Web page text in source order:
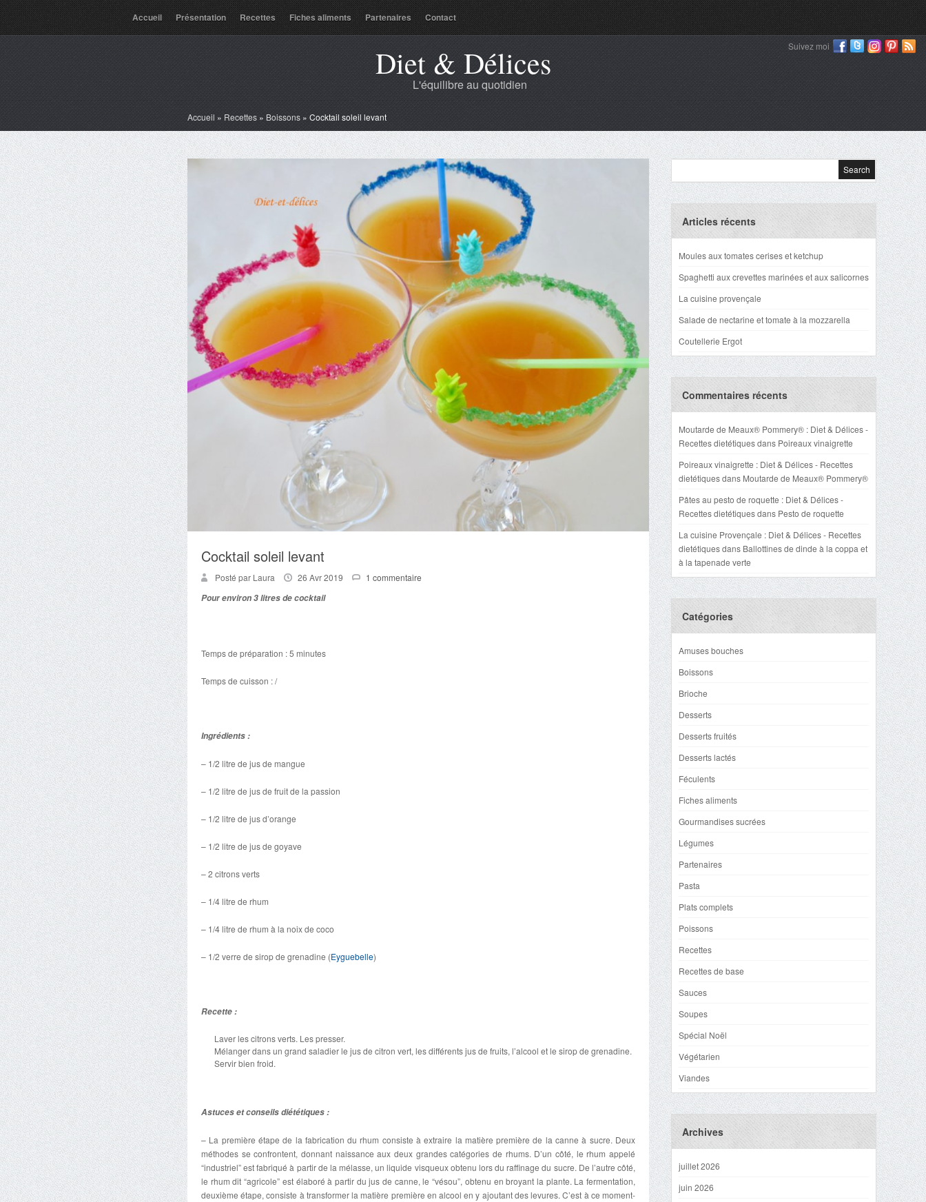
Accueil Présentation Recettes Fiches aliments Partenaires Contact
Suivez moi
Diet & Délices
L'équilibre au quotidien
Accueil » Recettes » Boissons » Cocktail soleil levant
Cocktail soleil levant
Posté par Laura 26 Avr 2019
1 commentaire
Pour environ 3 litres de cocktail
Temps de préparation : 5 minutes
Temps de cuisson : /
Ingrédients :
– 1/2 litre de jus de mangue
– 1/2 litre de jus de fruit de la passion
– 1/2 litre de jus d’orange
– 1/2 litre de jus de goyave
– 2 citrons verts
– 1/4 litre de rhum
– 1/4 litre de rhum à la noix de coco
– 1/2 verre de sirop de grenadine (Eyguebelle)
Recette :
Laver les citrons verts. Les presser.
Mélanger dans un grand saladier le jus de citron vert, les différents jus de fruits, l’alcool et le sirop de grenadine.
Servir bien froid.
Astuces et conseils diététiques :
– La première étape de la fabrication du rhum consiste à extraire la matière première de la canne à sucre. Deux
méthodes se confrontent, donnant naissance aux deux grandes catégories de rhums. D’un côté, le rhum appelé
“industriel” est fabriqué à partir de la mélasse, un liquide visqueux obtenu lors du raffinage du sucre. De l’autre côté,
le rhum dit “agricole” est élaboré à partir du jus de canne, le “vésou”, obtenu en broyant la plante. La fermentation,
deuxième étape, consiste à transformer la matière première en alcool en y ajoutant des levures. C’est à ce moment-
Articles récents
Moules aux tomates cerises et ketchup
Spaghetti aux crevettes marinées et aux salicornes
La cuisine provençale
Salade de nectarine et tomate à la mozzarella
Coutellerie Ergot
Commentaires récents
Moutarde de Meaux® Pommery® : Diet & Délices -
Recettes dietétiquesdans Poireaux vinaigrette
Poireaux vinaigrette : Diet & Délices - Recettes
dietétiquesdans Moutarde de Meaux® Pommery®
Pâtes au pesto de roquette : Diet & Délices -
Recettes dietétiquesdans Pesto de roquette
La cuisine Provençale : Diet & Délices - Recettes
dietétiquesdans Ballottines de dinde à la coppa et
à la tapenade verte
Catégories
Amuses bouches
Boissons
Brioche
Desserts
Desserts fruités
Desserts lactés
Féculents
Fiches aliments
Gourmandises sucrées
Légumes
Partenaires
Pasta
Plats complets
Poissons
Recettes
Recettes de base
Sauces
Soupes
Spécial Noël
Végétarien
Viandes
Archives
juillet 2026
juin 2026